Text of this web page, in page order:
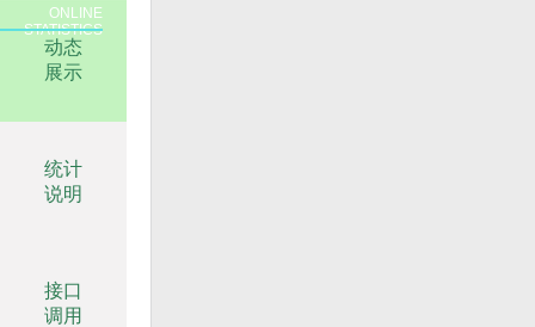
ONLINE
STATISTICS
动态
展示
统计
说明
接口
调用